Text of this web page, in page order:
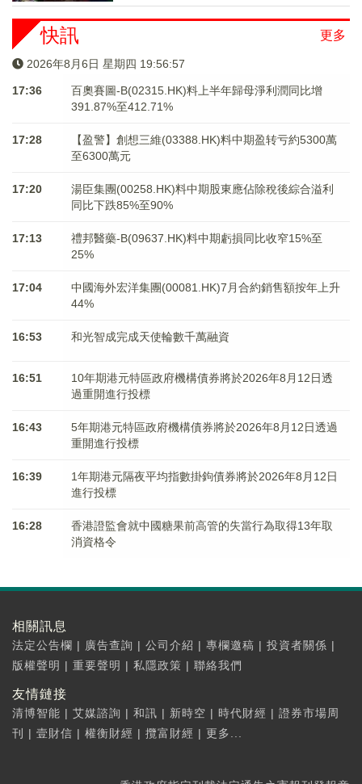
更多
快訊
2026年8月6日 星期四 19:56:58
17:36
百奧賽圖-B(02315.HK)料上半年歸母淨利潤同比增
391.87%至412.71%
17:28
【盈警】創想三維(03388.HK)料中期盈转亏約5300萬
至6300萬元
17:20
湯臣集團(00258.HK)料中期股東應佔除稅後綜合溢利
同比下跌85%至90%
17:13
禮邦醫藥-B(09637.HK)料中期虧損同比收窄15%至
25%
17:04
中國海外宏洋集團(00081.HK)7月合約銷售額按年上升
44%
16:53 和光智成完成天使輪數千萬融資
16:51
10年期港元特區政府機構債券將於2026年8月12日透
過重開進行投標
16:43
5年期港元特區政府機構債券將於2026年8月12日透過
重開進行投標
16:39
1年期港元隔夜平均指數掛鉤債券將於2026年8月12日
進行投標
16:28
香港證監會就中國糖果前高管的失當行為取得13年取
消資格令
相關訊息
法定公告欄 | 廣告查詢 | 公司介紹 | 專欄邀稿 | 投資者關係 |
版權聲明 | 重要聲明 | 私隱政策 | 聯絡我們
友情鏈接
清博智能 | 艾媒諮詢 | 和訊 | 新時空 | 時代財經 | 證券市場周
刊
| 壹財信 | 權衡財經 | 攬富財經 | 更多...